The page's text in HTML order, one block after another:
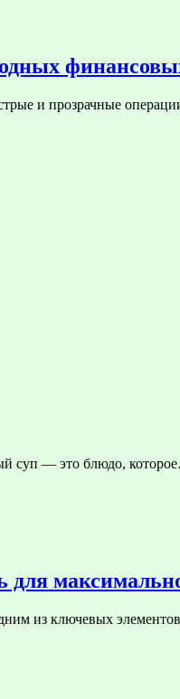
и прозрачные
суп — это блюдо,
для
из ключевых